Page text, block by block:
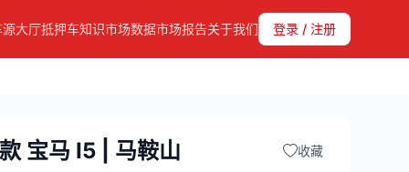
源大厅抵押车知识市场数据市场报告关于我们 登录 / 注册
宝马 I5 | 马鞍山 收藏